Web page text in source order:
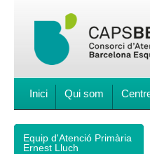
Inici Qui som
Equip d'Atenció Primària
Ernest Lluch